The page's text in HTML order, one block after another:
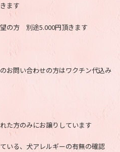
ます
の方 別途5.000円頂きます
問い合わせの方はワクチン代込み
方のみにお譲りしています
いる、犬アレルギーの有無の確認